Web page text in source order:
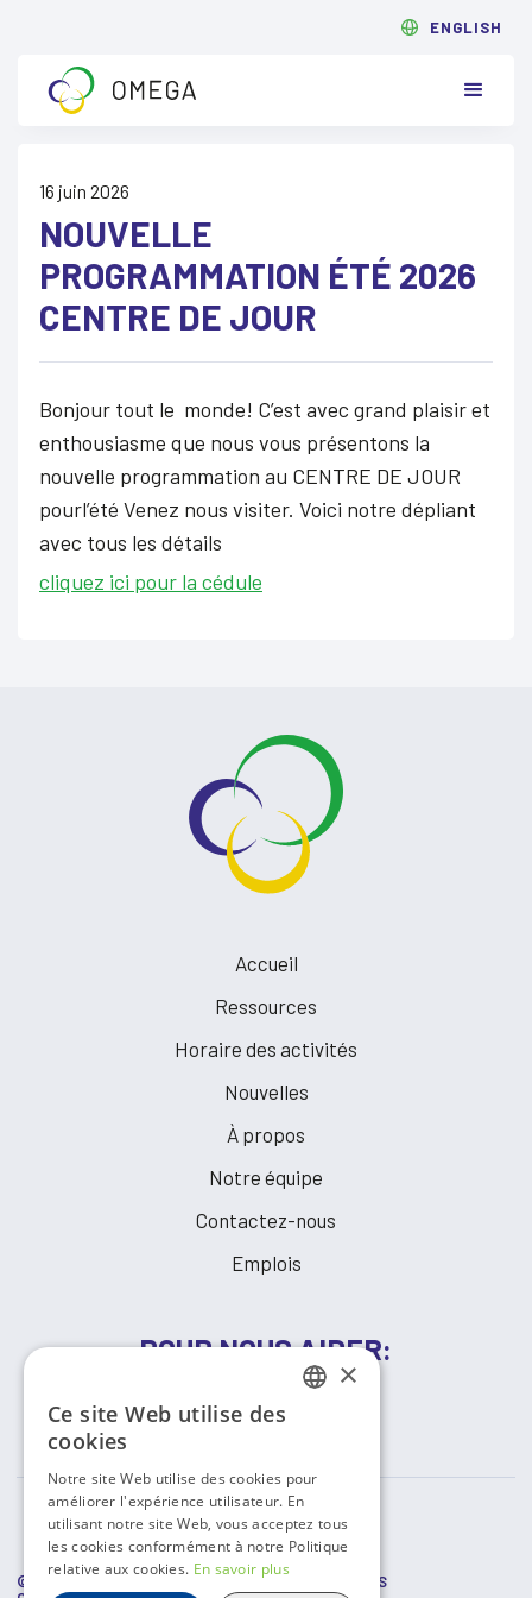
ENGLISH
16 juin 2026
NOUVELLE
PROGRAMMATION ÉTÉ 2026
CENTRE DE JOUR
Bonjour tout le monde! C’est avec grand plaisir et
enthousiasme que nous vous présentons la
nouvelle programmation au CENTRE DE JOUR
pourl’été Venez nous visiter. Voici notre dépliant
avec tous les détails
cliquez ici pour la cédule
Accueil
Ressources
Horaire des activités
Nouvelles
À propos
Notre équipe
Contactez-nous
Emplois
POUR NOUS AIDER:
FAIRE UN DON
© COPYRIGHT
2026 RESSOURCES COMMUNAUTAIRES
ENGLISH
×
Ce site Web utilise des
cookies
Notre site Web utilise des cookies pour
améliorer l'expérience utilisateur. En
utilisant notre site Web, vous acceptez tous
les cookies conformément à notre Politique
relative aux cookies. En savoir plus